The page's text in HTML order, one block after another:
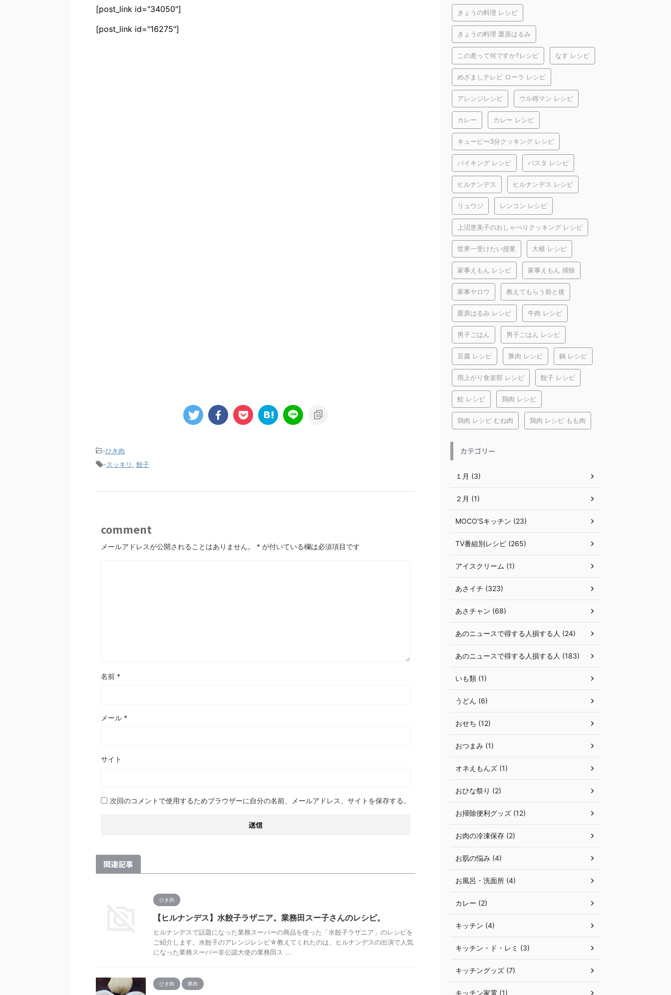
[post_link id="34050"]
[post_link id="16275"]
-ひき肉
-スッキリ 餃子
comment
メールアドレスが公開されることはありません。 * が付いている欄は必須項目です
名前 *
メール *
サイト
次回のコメントで使用するためブラウザーに自分の名前、メールアドレス、サイトを保存する。
関連記事
ひき肉
【ヒルナンデス】水餃子ラザニア。業務田スー子さんのレシピ。
ヒルナンデスで話題になった業務スーパーの商品を使った「水餃子ラザニア」のレシピを
ご紹介します。水餃子のアレンジレシピ☆教えてくれたのは、ヒルナンデスの出演で人気
になった業務スーパー非公認大使の業務田ス ...
ひき肉 豚肉
きょうの料理 レシピ
きょうの料理 栗原はるみ
この差って何ですか?レシピ なす レシピ
めざましテレビ ローラ レシピ
アレンジレシピ ウル得マン レシピ
カレー カレー レシピ
キューピー3分クッキング レシピ
バイキング レシピ パスタ レシピ
ヒルナンデス ヒルナンデス レシピ
リュウジ レンコン レシピ
上沼恵美子のおしゃべりクッキング レシピ
世界一受けたい授業 大根 レシピ
家事えもん レシピ 家事えもん 掃除
家事ヤロウ 教えてもらう前と後
栗原はるみ レシピ 牛肉 レシピ
男子ごはん 男子ごはん レシピ
豆腐 レシピ 豚肉 レシピ 鍋 レシピ
雨上がり食楽部 レシピ 餃子 レシピ
鮭 レシピ 鶏肉 レシピ
鶏肉 レシピ むね肉 鶏肉 レシピ もも肉
カテゴリー
１月 (3)
２月 (1)
MOCO'Sキッチン (23)
TV番組別レシピ (265)
アイスクリーム (1)
あさイチ (323)
あさチャン (68)
あのニュースで得する人損する人 (24)
あのニュースで得する人損する人 (183)
いも類 (1)
うどん (6)
おせち (12)
おつまみ (1)
オネえもんズ (1)
おひな祭り (2)
お掃除便利グッズ (12)
お肉の冷凍保存 (2)
お肌の悩み (4)
お風呂・洗面所 (4)
カレー (2)
キッチン (4)
キッチン・ド・レミ (3)
キッチングッズ (7)
キッチン家電 (1)